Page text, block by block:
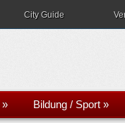
City Guide
» Bildung / Sport »